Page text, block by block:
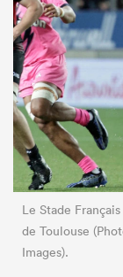
Le Stade
de Toulouse
Images).